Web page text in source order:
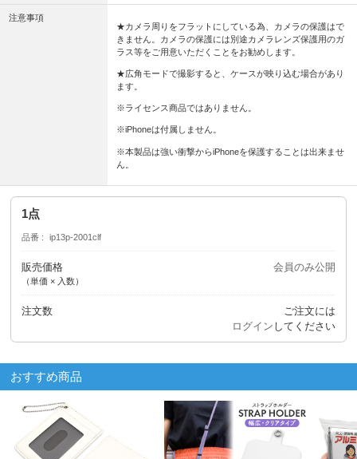
注意事項
★カメラ周りをフラットにしている為、カメラの保護はで
きません。カメラの保護には別途カメラレンズ保護用のガ
ラス等をご用意いただくことをお勧めします。
★広角モードで撮影すると、ケースが映り込む場合があり
ます。
※ライセンス商品ではありません。
※iPhoneは付属しません。
※本製品は強い衝撃からiPhoneを保護することは出来ませ
ん。
1点
品番 ip13p-2001clf
販売価格
（単価 × 入数）
会員のみ公開
注文数
ご注文には
ログイン してください
おすすめ商品